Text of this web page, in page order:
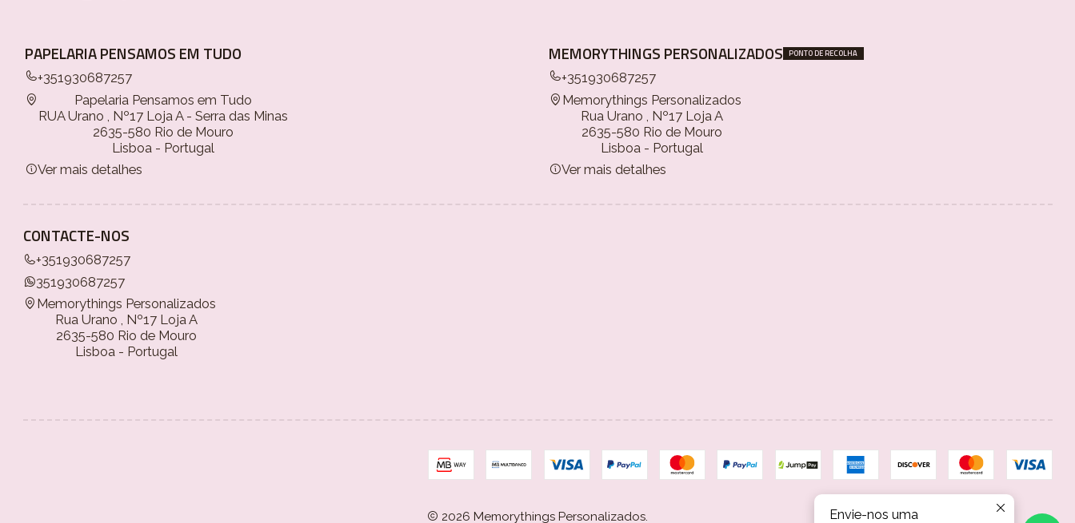
PAPELARIA PENSAMOS EM TUDO
+351930687257
Papelaria Pensamos em Tudo
RUA Urano , Nº17 Loja A - Serra das Minas
2635-580 Rio de Mouro
Lisboa - Portugal
Ver mais detalhes
MEMORYTHINGS PERSONALIZADOS PONTO DE RECOLHA
+351930687257
Memorythings Personalizados
Rua Urano , Nº17 Loja A
2635-580 Rio de Mouro
Lisboa - Portugal
Ver mais detalhes
CONTACTE-NOS
+351930687257
351930687257
Memorythings Personalizados
Rua Urano , Nº17 Loja A
2635-580 Rio de Mouro
Lisboa - Portugal
2026 Memorythings Personalizados. Envie-nos uma